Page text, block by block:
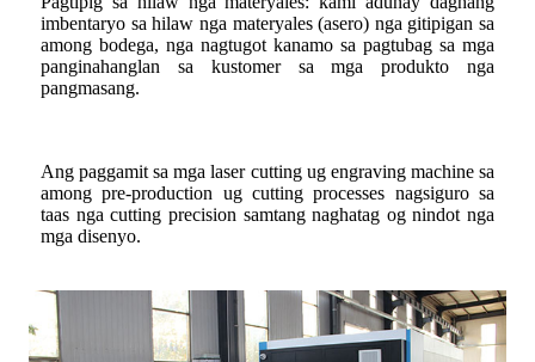
imbentaryo sa hilaw nga materyales (asero) nga gitipigan sa
among bodega, nga nagtugot kanamo sa pagtubag sa mga
panginahanglan sa kustomer sa mga produkto nga
pangmasang.
Ang paggamit sa mga laser cutting ug engraving machine sa
among pre-production ug cutting processes nagsiguro sa
taas nga cutting precision samtang naghatag og nindot nga
mga disenyo.